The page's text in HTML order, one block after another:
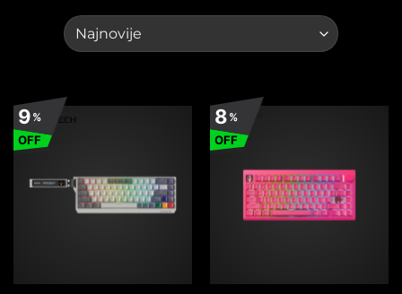
9%
OFF
8%
OFF